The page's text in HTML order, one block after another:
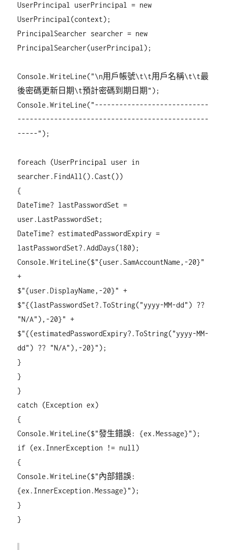
UserPrincipal userPrincipal = new
UserPrincipal(context);
PrincipalSearcher searcher = new
PrincipalSearcher(userPrincipal);
Console.WriteLine("\n用戶帳號\t\t用戶名稱\t\t最
後密碼更新日期\t預計密碼到期日期");
Console.WriteLine("----------------------------
-----------------------------------------------
-----");
foreach (UserPrincipal user in
searcher.FindAll().Cast())
{
DateTime? lastPasswordSet =
user.LastPasswordSet;
DateTime? estimatedPasswordExpiry =
lastPasswordSet?.AddDays(180);
Console.WriteLine($"{user.SamAccountName,-20}"
+
$"{user.DisplayName,-20}" +
$"{(lastPasswordSet?.ToString("yyyy-MM-dd") ??
"N/A"),-20}" +
$"{(estimatedPasswordExpiry?.ToString("yyyy-MM-
dd") ?? "N/A"),-20}");
}
}
}
catch (Exception ex)
{
Console.WriteLine($"發生錯誤: {ex.Message}");
if (ex.InnerException != null)
{
Console.WriteLine($"內部錯誤:
{ex.InnerException.Message}");
}
}